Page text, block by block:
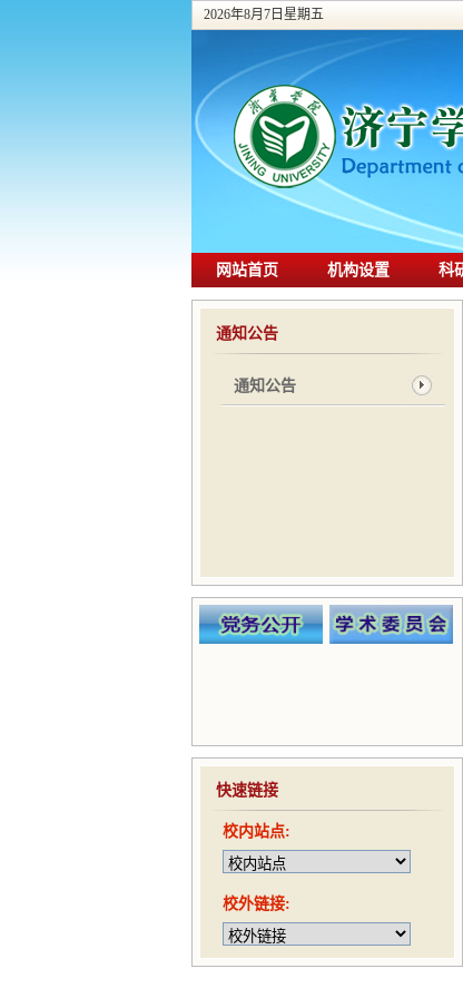
2026年8月7日星期五
网站首页 机构设置 科
通知公告
通知公告
快速链接
校内站点:
校外链接: